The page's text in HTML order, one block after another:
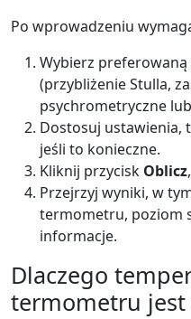
Po wprowadzeniu
Wybierz
(przybliżenie Stulla,
psychrometryczne
Dostosuj ustawienia,
jeśli to konieczne.
Kliknij przycisk Oblicz
Przejrzyj wyniki, w
termometru, poziom
informacje.
Dlaczego
termometru jest